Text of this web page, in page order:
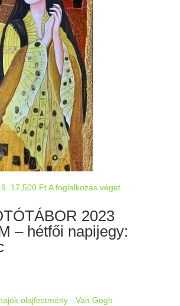
17,500 Ft A foglalkozás véget
2023
– hétfői napijegy: